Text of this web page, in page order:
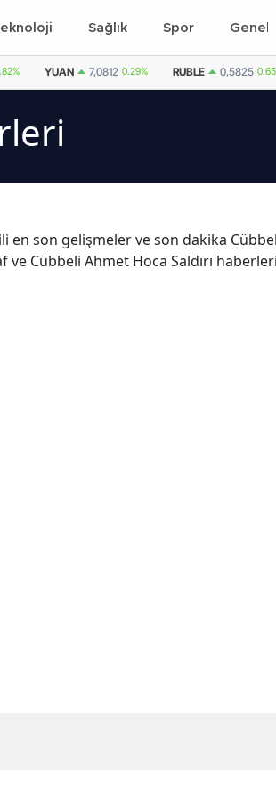
Sağlık Spor Genel
YUAN 7,0812 0.29% RUBLE 0,5825
en son gelişmeler ve son dakika
ve Cübbeli Ahmet Hoca Saldırı